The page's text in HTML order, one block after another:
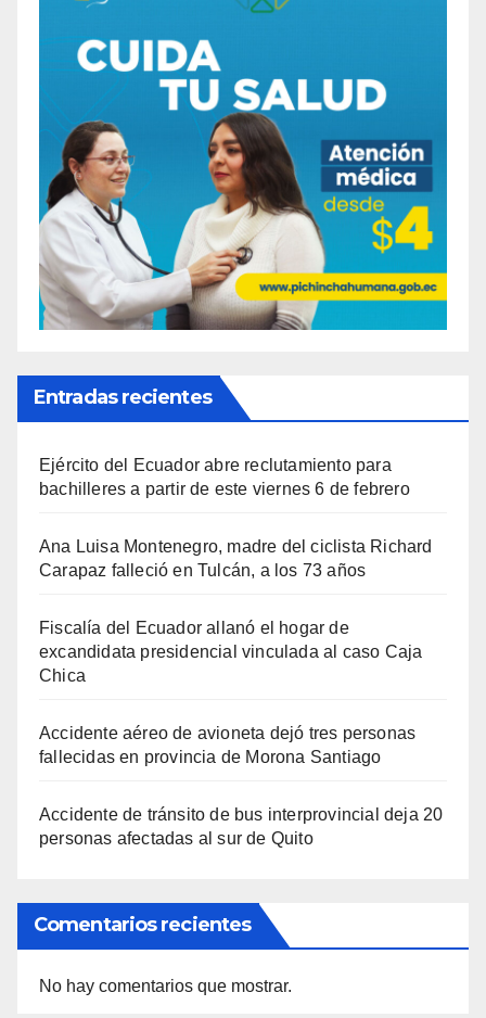
Entradas recientes
Ejército del Ecuador abre reclutamiento para
bachilleres a partir de este viernes 6 de febrero
Ana Luisa Montenegro, madre del ciclista Richard
Carapaz falleció en Tulcán, a los 73 años
Fiscalía del Ecuador allanó el hogar de
excandidata presidencial vinculada al caso Caja
Chica
Accidente aéreo de avioneta dejó tres personas
fallecidas en provincia de Morona Santiago
Accidente de tránsito de bus interprovincial deja 20
personas afectadas al sur de Quito
Comentarios recientes
No hay comentarios que mostrar.